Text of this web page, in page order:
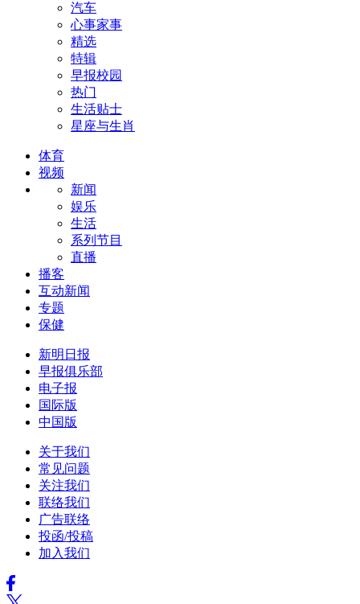
汽车
心事家事
精选
特辑
早报校园
热门
生活贴士
星座与生肖
体育
视频
新闻
娱乐
生活
系列节目
直播
播客
互动新闻
专题
保健
新明日报
早报俱乐部
电子报
国际版
中国版
关于我们
常见问题
关注我们
联络我们
广告联络
投函/投稿
加入我们